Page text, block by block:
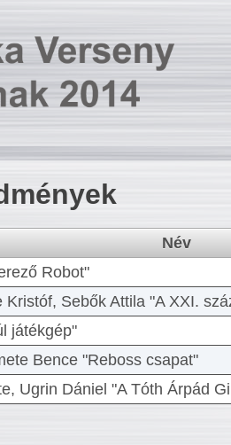
Név
Robot"
Kristóf, Sebők Attila "A XXI.
játékgép"
Bence "Reboss csapat"
Ugrin Dániel "A Tóth Árpád